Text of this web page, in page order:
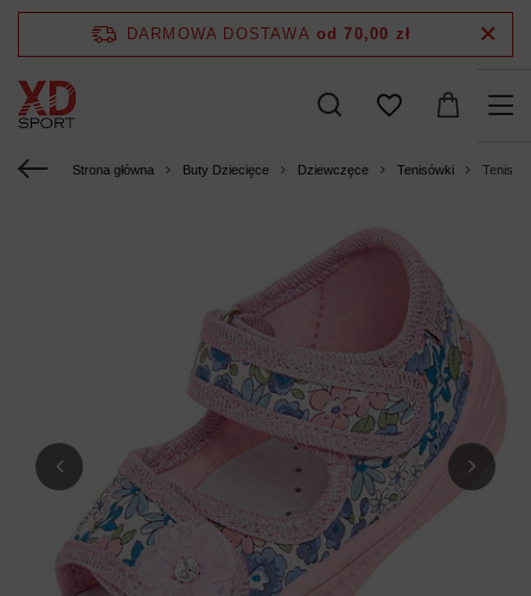
DARMOWA DOSTAWA od 70,00 zł
Strona główna Buty Dziecięce Dziewczęce Tenisówki